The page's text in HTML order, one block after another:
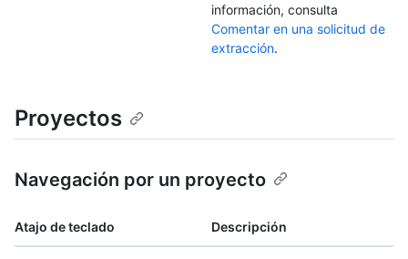
información, consulta
Comentar en una solicitud de
extracción.
Proyectos
Navegación por un proyecto
Atajo de teclado Descripción